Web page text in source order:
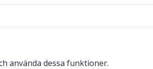
använda dessa funktioner.